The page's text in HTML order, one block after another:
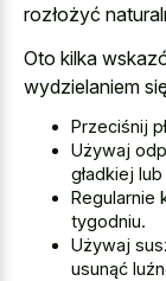
rozłożyć
Oto kilka
wydzielaniem
Przeciśnij
Używaj
gładkiej
Regularnie
tygodniu.
Używaj
usunąć